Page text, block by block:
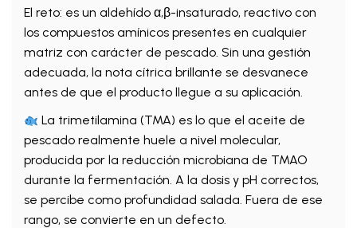
El reto: es un aldehído α,β-insaturado, reactivo con
los compuestos amínicos presentes en cualquier
matriz con carácter de pescado. Sin una gestión
adecuada, la nota cítrica brillante se desvanece
antes de que el producto llegue a su aplicación.
La trimetilamina (TMA) es lo que el aceite de
pescado realmente huele a nivel molecular,
producida por la reducción microbiana de TMAO
durante la fermentación. A la dosis y pH correctos,
se percibe como profundidad salada. Fuera de ese
rango, se convierte en un defecto.